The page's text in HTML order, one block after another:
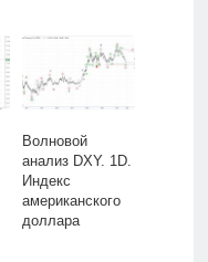
Волновой
анализ DXY. 1D.
Индекс
американского
доллара